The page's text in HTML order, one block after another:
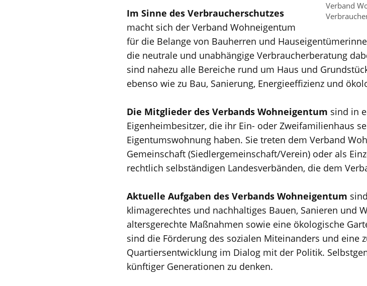
Verband
Im Sinne des Verbraucherschutzes
macht sich der Verband Wohneigentum
für die Belange von Bauherren und
die neutrale und unabhängige Verbraucherberatung
sind nahezu alle Bereiche rund um Haus und
ebenso wie zu Bau, Sanierung, Energieeffizienz und
Die Mitglieder des Verbands Wohneigentum sind in
Eigenheimbesitzer, die ihr Ein- oder Zweifamilienhaus
Eigentumswohnung haben. Sie treten dem Verband
Gemeinschaft (Siedlergemeinschaft/Verein) oder als
rechtlich selbständigen Landesverbänden, die dem
Aktuelle Aufgaben des Verbands Wohneigentum
klimagerechtes und nachhaltiges Bauen, Sanieren und
altersgerechte Maßnahmen sowie eine ökologische
sind die Förderung des sozialen Miteinanders und eine
Quartiersentwicklung im Dialog mit der Politik.
künftiger Generationen zu denken.